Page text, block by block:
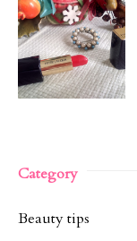
Category
Beauty tips